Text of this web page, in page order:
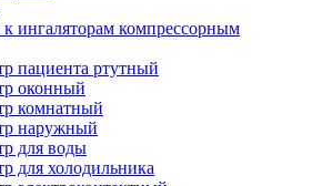
к ингаляторам компрессорным
пациента ртутный
оконный
комнатный
наружный
для воды
для холодильника